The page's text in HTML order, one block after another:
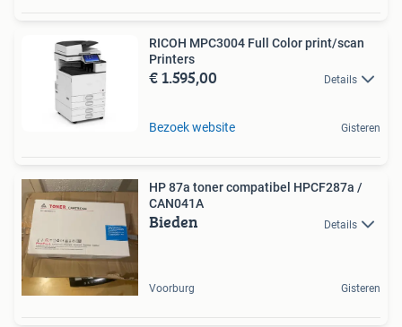
RICOH MPC3004 Full Color print/scan
Printers
€ 1.595,00 Details
Bezoek website Gisteren
HP 87a toner compatibel HPCF287a /
CAN041A
Bieden Details
Voorburg Gisteren